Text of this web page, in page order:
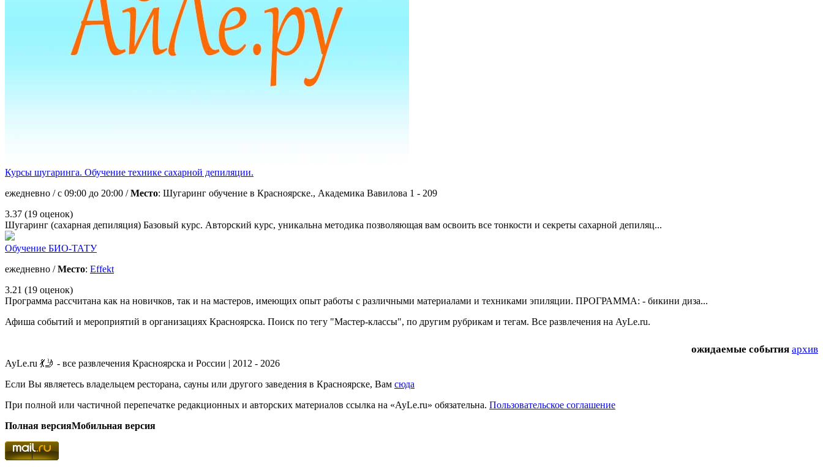
Курсы шугаринга. Обучение технике сахарной депиляции.
ежедневно / с 09:00 до 20:00 /Место: Шугаринг обучение в Красноярске., Академика Вавилова 1 - 209
3.37 (19 оценок)
Шугаринг (сахарная депиляция) Базовый курс. Авторский курс, уникальна методика позволяющая вам освоить все тонкости и секреты сахарной депиляц...
Обучение БИО-ТАТУ
ежедневно /Место: Effekt
3.21 (19 оценок)
Программа рассчитана как на новичков, так и на мастеров, имеющих опыт работы с различными материалами и техниками эпиляции. ПРОГРАММА: - бикини диза...
Афиша событий и мероприятий в организациях Красноярска. Поиск по тегу "Мастер-классы", по другим рубрикам и тегам. Все развлечения на AyLe.ru.
ожидаемые события архив
AyLe.ru 💃🤳 - все развлечения Красноярска и России | 2012 - 2026
Если Вы являетесь владельцем ресторана, сауны или другого заведения в Красноярске, Вам сюда
При полной или частичной перепечатке редакционных и авторских материалов ссылка на «AyLe.ru» обязательна. Пользовательское соглашение
Полная версияМобильная версия